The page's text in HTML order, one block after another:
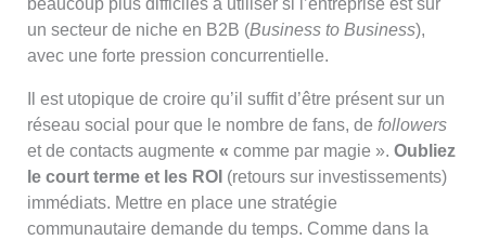
un secteur de niche en B2B (Business to Business),
avec une forte pression concurrentielle.
Il est utopique de croire qu’il suffit d’être présent sur un
réseau social pour que le nombre de fans, de followers
et de contacts augmente«comme par magie ».Oubliez
le court terme et les ROI (retours sur investissements)
immédiats. Mettre en place une stratégie
communautaire demande du temps. Comme dans la